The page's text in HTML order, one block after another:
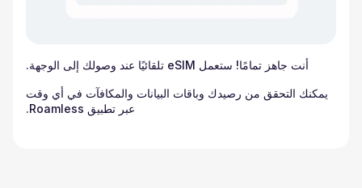
أنت جاهز تمامًا! ستعمل eSIM تلقائيًا عند وصولك إلى الوجهة.
يمكنك التحقق من رصيدك وباقات البيانات والمكافآت في أي وقت
عبر تطبيق Roamless.